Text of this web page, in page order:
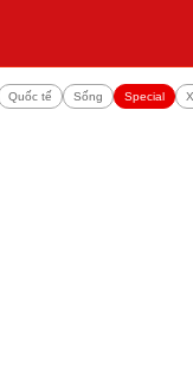
Quốc tế Sống Special